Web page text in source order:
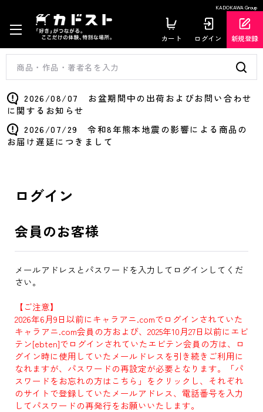
KADOKAWA Group
カート ログイン 新規登録
2026/08/07 お盆期間中の出荷およびお問い合わせ
に関するお知らせ
2026/07/29 令和8年熊本地震の影響による商品の
お届け遅延につきまして
ログイン
会員のお客様
メールアドレスとパスワードを入力してログインしてくだ
さい。
【ご注意】
2026年6月9日以前にキャラアニ.comでログインされていた
キャラアニ.com会員の方および、2025年10月27日以前にエビ
テン[ebten]でログインされていたエビテン会員の方は、ロ
グイン時に使用していたメールドレスを引き続きご利用に
なれますが、パスワードの再設定が必要となります。「パ
スワードをお忘れの方はこちら」をクリックし、それぞれ
のサイトで登録していたメールアドレス、電話番号を入力
してパスワードの再発行をお願いいたします。